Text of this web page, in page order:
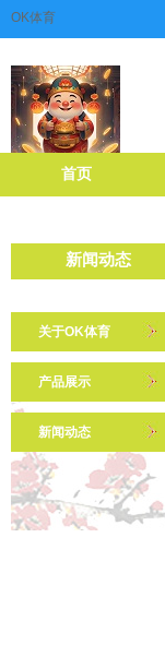
OK体育
首页
新闻动态
关于OK体育
产品展示
新闻动态